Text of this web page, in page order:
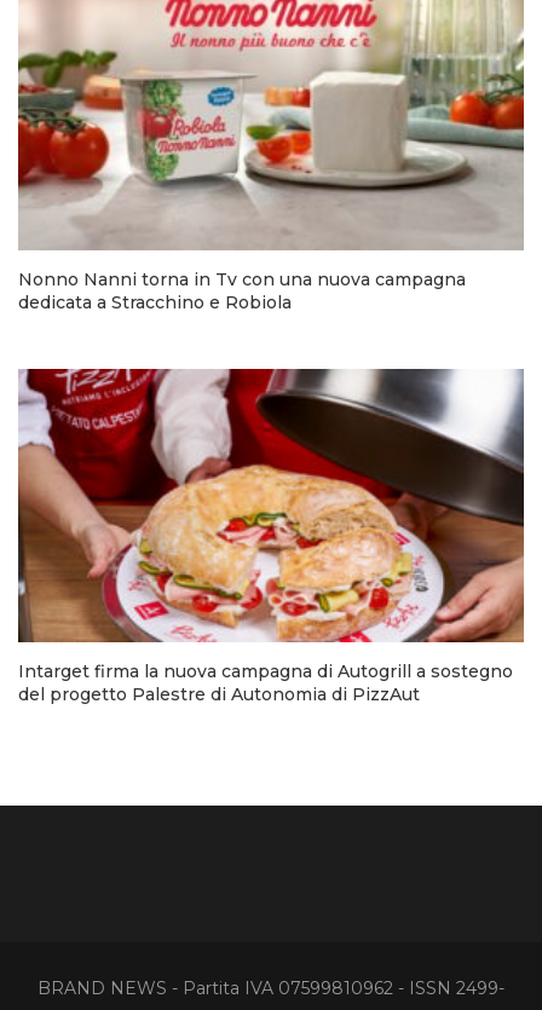
Nonno Nanni torna in Tv con una nuova campagna
dedicata a Stracchino e Robiola
Intarget firma la nuova campagna di Autogrill a sostegno
del progetto Palestre di Autonomia di PizzAut
BRAND NEWS - Partita IVA 07599810962 - ISSN 2499-